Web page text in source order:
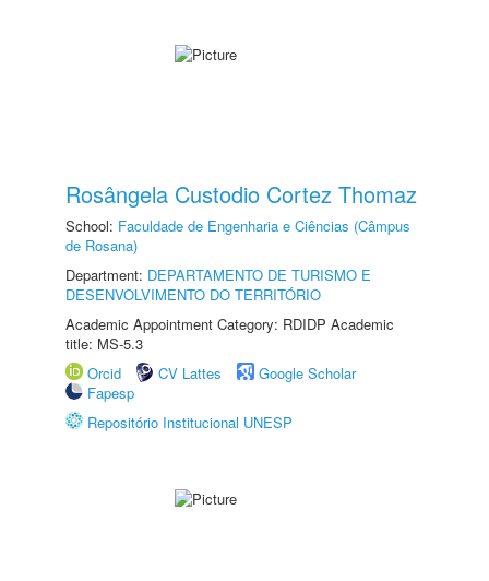
Rosângela Custodio Cortez Thomaz
School: Faculdade de Engenharia e Ciências (Câmpus
de Rosana)
Department: DEPARTAMENTO DE TURISMO E
DESENVOLVIMENTO DO TERRITÓRIO
Academic Appointment Category: RDIDP Academic
title: MS-5.3
Orcid
CV Lattes
Google Scholar
Fapesp
Repositório Institucional UNESP